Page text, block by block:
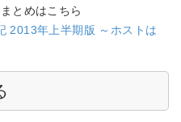
とめはこちら
2013年上半期版 ～ホストは